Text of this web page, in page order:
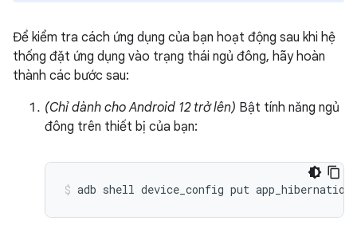
Để kiểm tra cách ứng dụng của bạn hoạt động sau khi hệ
thống đặt ứng dụng vào trạng thái ngủ đông, hãy hoàn
thành các bước sau:
(Chỉ dành cho Android 12 trở lên) Bật tính năng ngủ
đông trên thiết bị của bạn: